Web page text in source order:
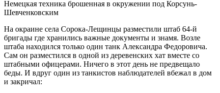
Немецкая техника брошенная в окружении под Корсунь-
Шевченковским
На окраине села Сорока-Лещинцы разместили штаб 64-й
бригады где хранились важные документы и знамя. Возле
штаба находился только один танк Александра Федоровича.
Сам он разместился в одной из деревенских хат вместе со
штабными офицерами. Ничего в этот день не предвещало
беды. И вдруг один из танкистов наблюдателей вбежал в дом
и закричал: